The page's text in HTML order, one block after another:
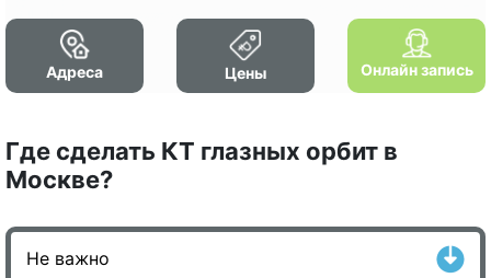
Адреса Цены Онлайн запись
Где сделать КТ глазных орбит в
Москве?